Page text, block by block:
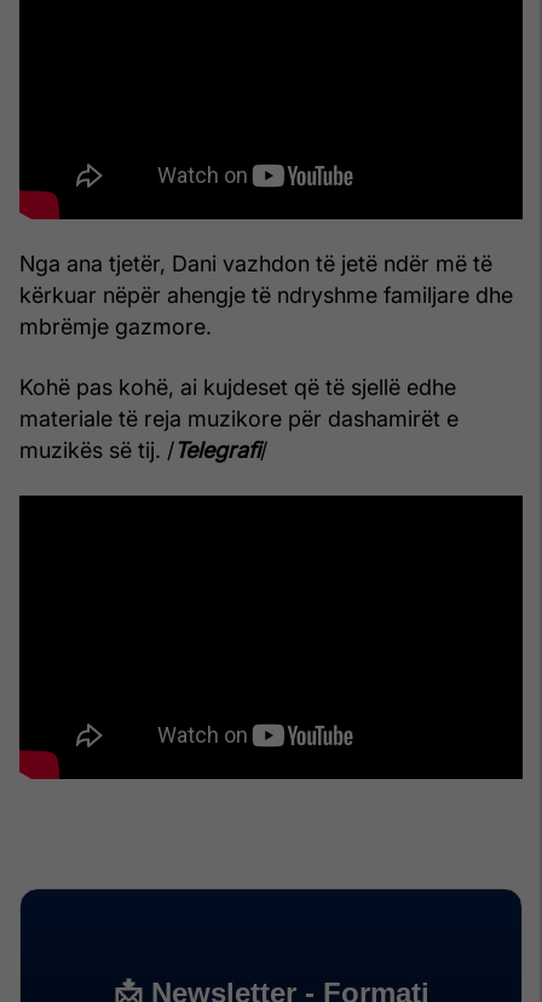
Nga ana tjetër, Dani vazhdon të jetë ndër më të
kërkuar nëpër ahengje të ndryshme familjare dhe
mbrëmje gazmore.
Kohë pas kohë, ai kujdeset që të sjellë edhe
materiale të reja muzikore për dashamirët e
muzikës së tij. /Telegrafi/